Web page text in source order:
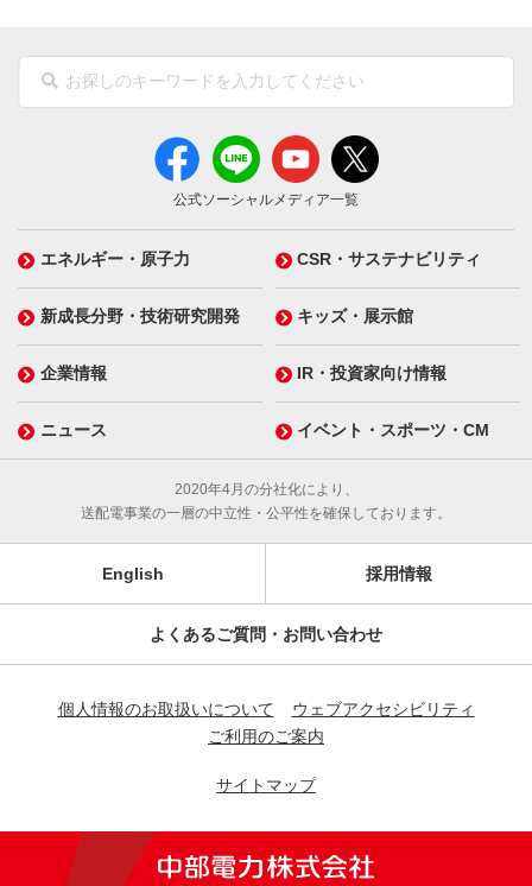
公式ソーシャルメディア一覧
エネルギー・原子力 CSR・サステナビリティ
新成長分野・技術研究開発 キッズ・展示館
企業情報 IR・投資家向け情報
ニュース イベント・スポーツ・CM
2020年4月の分社化により、
送配電事業の一層の中立性・公平性を確保しております。
English 採用情報
よくあるご質問・お問い合わせ
個人情報のお取扱いについて
ウェブアクセシビリティ
ご利用のご案内
サイトマップ